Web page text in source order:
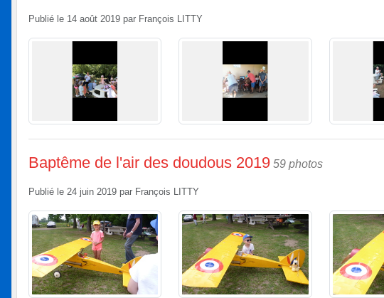
Publié le 14 août 2019 par François LITTY
Baptême de l'air des doudous 2019 59 photos
Publié le 24 juin 2019 par François LITTY